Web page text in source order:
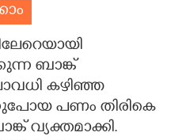
ബാങ്ക്
കഴിഞ്ഞ
പണം തിരികെ
വ്യക്തമാക്കി.